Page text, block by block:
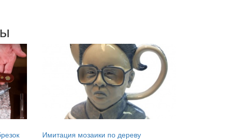
Имитация мозаики по дереву